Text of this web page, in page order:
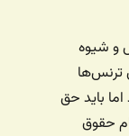
و شیوه
ترنس‌ها
اما باید حق
حقوق